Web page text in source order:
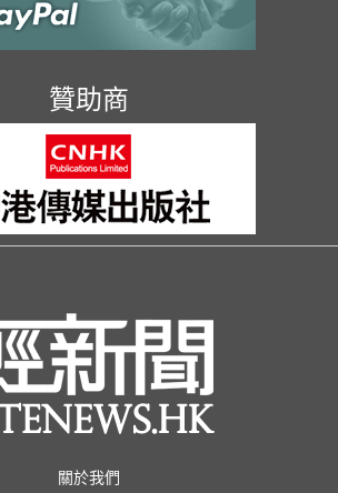
贊助商
關於我們